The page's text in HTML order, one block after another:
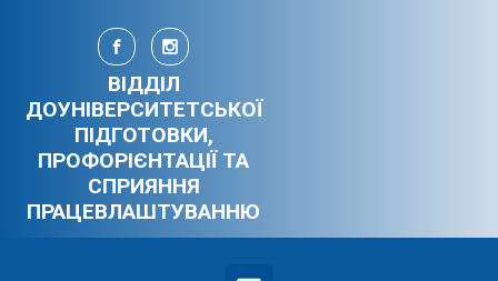
Skip to main content
ВІДДІЛ
ДОУНІВЕРСИТЕТСЬКОЇ
ПІДГОТОВКИ,
ПРОФОРІЄНТАЦІЇ ТА
СПРИЯННЯ
ПРАЦЕВЛАШТУВАННЮ